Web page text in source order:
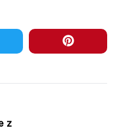
z